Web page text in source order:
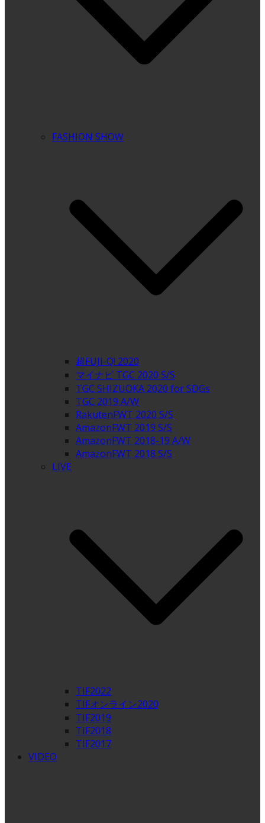
FASHION SHOW
超FUJI-Q! 2020
マイナビ TGC 2020 S/S
TGC SHIZUOKA 2020 for SDGs
TGC 2019 A/W
RakutenFWT 2020 S/S
AmazonFWT 2019 S/S
AmazonFWT 2018-19 A/W
AmazonFWT 2018 S/S
LIVE
TIF2022
TIFオンライン2020
TIF2019
TIF2018
TIF2017
VIDEO